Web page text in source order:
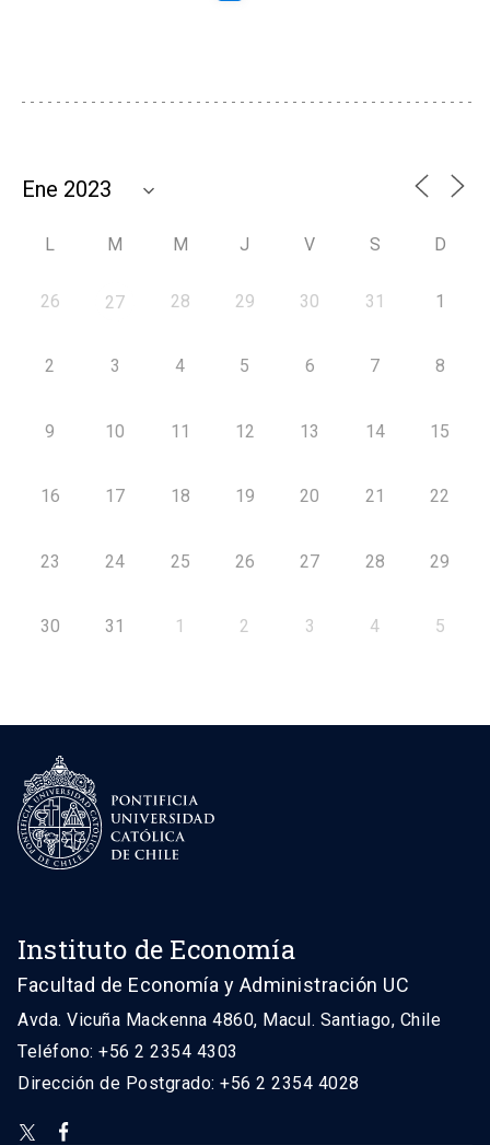
L M M J V S D
26 27 28 29 30 31 1
2 3 4 5 6 7 8
9 10 11 12 13 14 15
16 17 18 19 20 21 22
23 24 25 26 27 28 29
30 31 1 2 3 4 5
Instituto de Economía
Facultad de Economía y Administración UC
Avda. Vicuña Mackenna 4860, Macul. Santiago, Chile
Teléfono: +56 2 2354 4303
Dirección de Postgrado: +56 2 2354 4028